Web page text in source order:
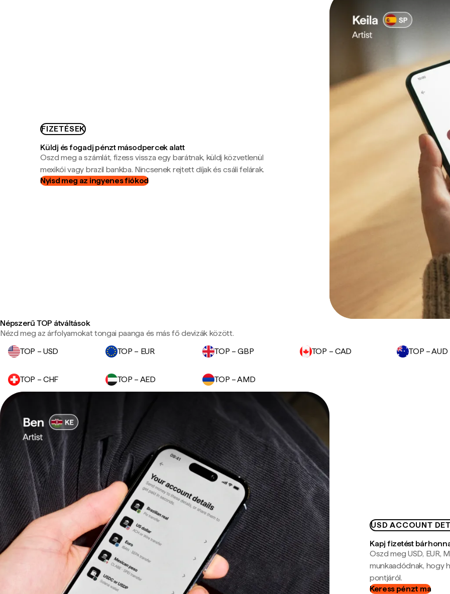
FIZETÉSEK
Küldj és fogadj pénzt másodpercek alatt
Oszd meg a számlát, fizess vissza egy barátnak, küldj közvetlenül
mexikói vagy brazil bankba. Nincsenek rejtett díjak és csáli felárak.
Nyisd meg az ingyenes fiókod
Népszerű TOP átváltások
Nézd meg az árfolyamokat tongai paanga és más fő devizák között.
TOP – USD
TOP – EUR TOP – GBP TOP – CAD TOP – AUD
TOP – CHF TOP – AED TOP – AMD
USD ACCOUNT
Kapj fizetést
Oszd meg USD, EUR,
munkaadódnak, hogy
pontjáról.
Keress pénzt ma